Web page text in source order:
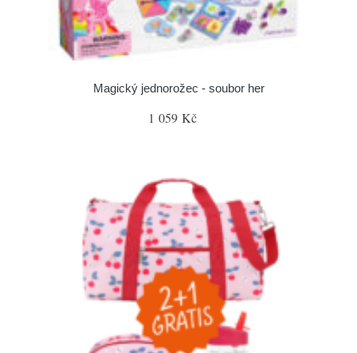
Magický jednorožec - soubor her
1 059 Kč